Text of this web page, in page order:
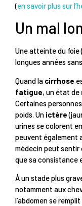
(en savoir plus sur
Un mal
Une atteinte du foie
longues années
Quand la cirrhose
fatigue, un état de
Certaines
poids. Un ictère
urines se colorent
peuvent également
médecin peut sentir
que sa consistance
À un stade plus
notamment aux
l’abdomen se